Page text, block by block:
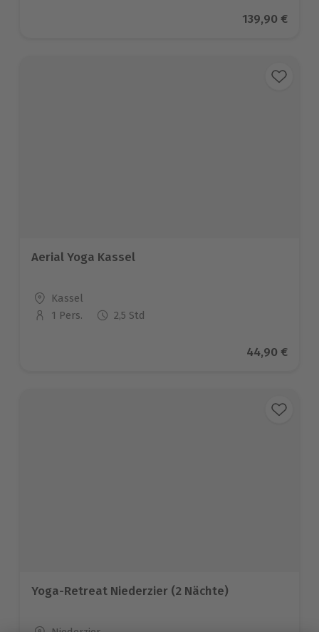
Aktueller
139,90 €
Aerial Yoga Kassel
Standort
Kassel
Anzahl der Teilnehmer
1 Pers. 2,5 Std
Aktueller
44,90 €
Yoga-Retreat Niederzier (2 Nächte)